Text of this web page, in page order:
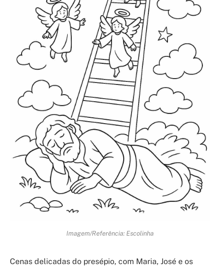
Imagem/Referência: Escolinha
Cenas delicadas do presépio, com Maria, José e os